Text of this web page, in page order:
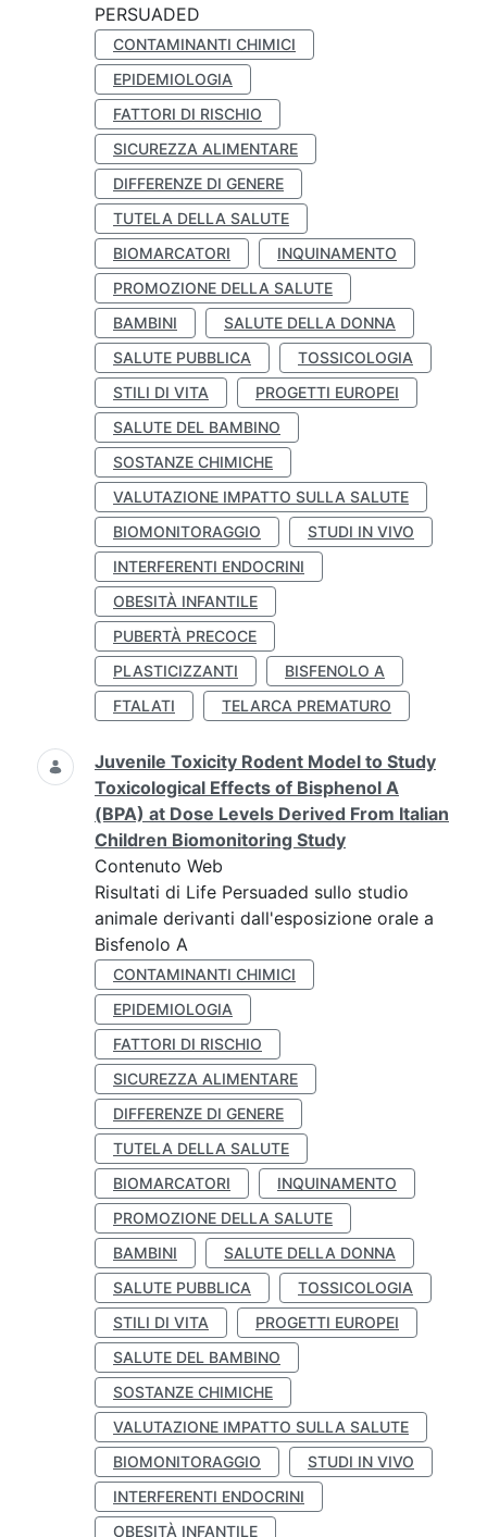
PERSUADED
CONTAMINANTI CHIMICI
EPIDEMIOLOGIA
FATTORI DI RISCHIO
SICUREZZA ALIMENTARE
DIFFERENZE DI GENERE
TUTELA DELLA SALUTE
BIOMARCATORI
INQUINAMENTO
PROMOZIONE DELLA SALUTE
BAMBINI
SALUTE DELLA DONNA
SALUTE PUBBLICA
TOSSICOLOGIA
STILI DI VITA
PROGETTI EUROPEI
SALUTE DEL BAMBINO
SOSTANZE CHIMICHE
VALUTAZIONE IMPATTO SULLA SALUTE
BIOMONITORAGGIO
STUDI IN VIVO
INTERFERENTI ENDOCRINI
OBESITÀ INFANTILE
PUBERTÀ PRECOCE
PLASTICIZZANTI
BISFENOLO A
FTALATI
TELARCA PREMATURO
Juvenile Toxicity Rodent Model to Study
Toxicological Effects of Bisphenol A
(BPA) at Dose Levels Derived From Italian
Children Biomonitoring Study
Contenuto Web
Risultati di Life Persuaded sullo studio
animale derivanti dall'esposizione orale a
Bisfenolo A
CONTAMINANTI CHIMICI
EPIDEMIOLOGIA
FATTORI DI RISCHIO
SICUREZZA ALIMENTARE
DIFFERENZE DI GENERE
TUTELA DELLA SALUTE
BIOMARCATORI
INQUINAMENTO
PROMOZIONE DELLA SALUTE
BAMBINI
SALUTE DELLA DONNA
SALUTE PUBBLICA
TOSSICOLOGIA
STILI DI VITA
PROGETTI EUROPEI
SALUTE DEL BAMBINO
SOSTANZE CHIMICHE
VALUTAZIONE IMPATTO SULLA SALUTE
BIOMONITORAGGIO
STUDI IN VIVO
INTERFERENTI ENDOCRINI
OBESITÀ INFANTILE